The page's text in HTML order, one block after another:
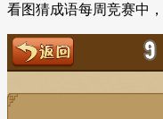
看图猜成语每周竞赛中，